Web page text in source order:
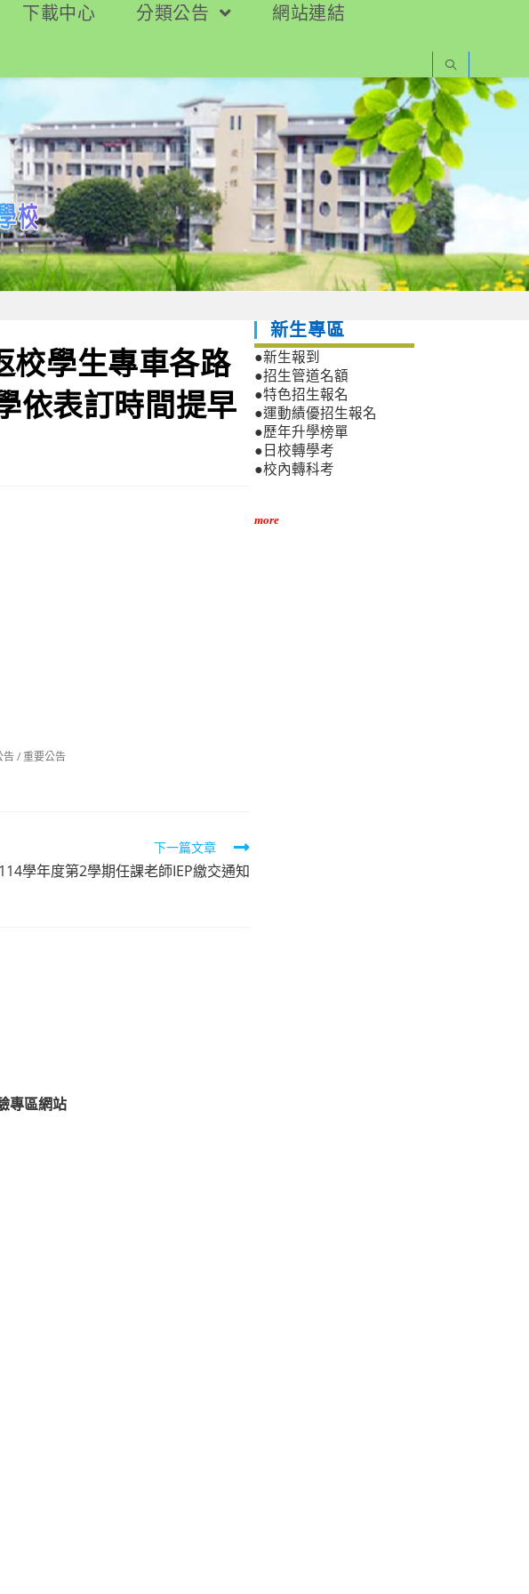
下載中心 分類公告
網站連結
校學生專車各路
依表訂時間提早
告/重要公告
下一篇文章
114學年度第2學期任課老師IEP繳交通知
專區網站
新生專區
●新生報到
●招生管道名額
●特色招生報名
●運動績優招生報名
●歷年升學榜單
●日校轉學考
●校內轉科考
more